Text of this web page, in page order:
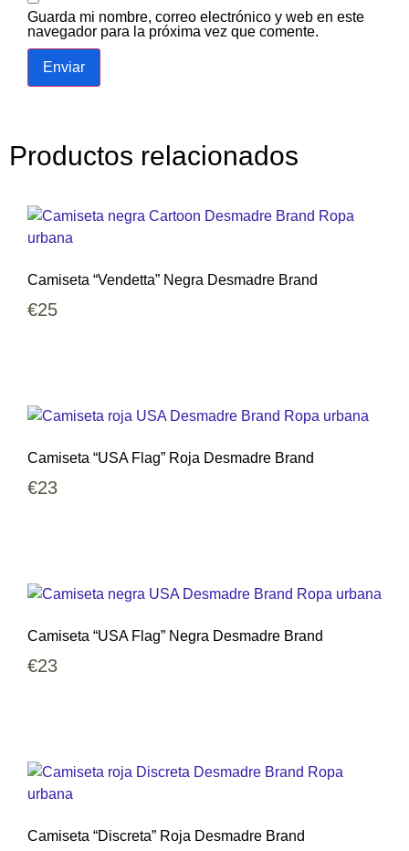
Guarda mi nombre, correo electrónico y web en este
navegador para la próxima vez que comente.
Productos relacionados
Camiseta “Vendetta” Negra Desmadre Brand
€25
Camiseta “USA Flag” Roja Desmadre Brand
€23
Camiseta “USA Flag” Negra Desmadre Brand
€23
Camiseta “Discreta” Roja Desmadre Brand